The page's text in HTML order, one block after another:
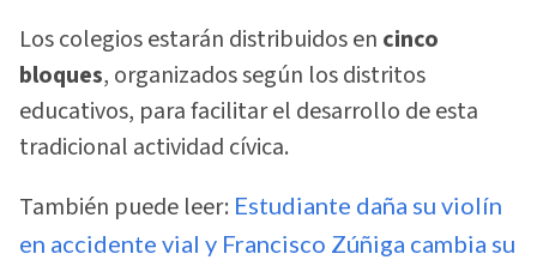
Los colegios estarán distribuidos en cinco
bloques, organizados según los distritos
educativos, para facilitar el desarrollo de esta
tradicional actividad cívica.
También puede leer: Estudiante daña su violín
en accidente vial y Francisco Zúñiga cambia su